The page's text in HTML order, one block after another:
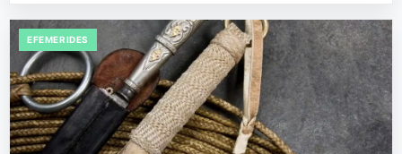
EFEMERIDES